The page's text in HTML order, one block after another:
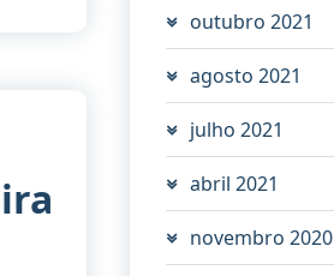
outubro 2021
agosto 2021
julho 2021
abril 2021
novembro 2020